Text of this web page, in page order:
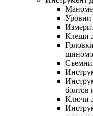
Уровни
Клещи
болтов
Ключи